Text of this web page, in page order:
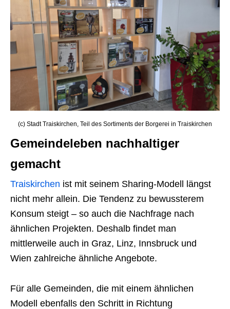
(c) Stadt Traiskirchen, Teil des Sortiments der Borgerei in Traiskirchen
Gemeindeleben nachhaltiger
gemacht
Traiskirchen ist mit seinem Sharing-Modell längst
nicht mehr allein. Die Tendenz zu bewussterem
Konsum steigt – so auch die Nachfrage nach
ähnlichen Projekten. Deshalb findet man
mittlerweile auch in Graz, Linz, Innsbruck und
Wien zahlreiche ähnliche Angebote.
Für alle Gemeinden, die mit einem ähnlichen
Modell ebenfalls den Schritt in Richtung